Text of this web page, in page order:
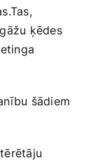
ķēdes
šādiem⁢